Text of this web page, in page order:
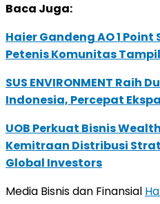
Baca Juga:
Haier Gandeng AO 1
Petenis Komunitas
SUS ENVIRONMENT Raih
Indonesia, Percepat
UOB Perkuat Bisnis
Kemitraan Distribusi
Global Investors
Media Bisnis dan Finansial